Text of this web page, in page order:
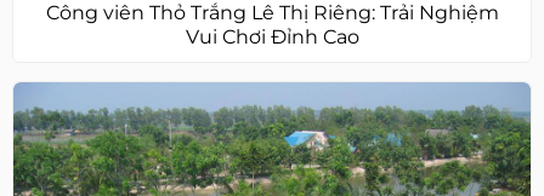
Công viên Thỏ Trắng Lê Thị Riêng: Trải Nghiệm
Vui Chơi Đỉnh Cao